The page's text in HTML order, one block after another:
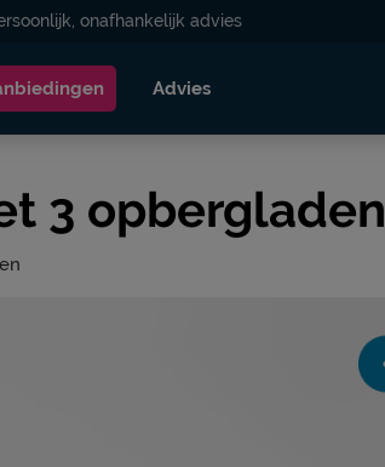
onafhankelijk advies
Advies
3 opbergladen